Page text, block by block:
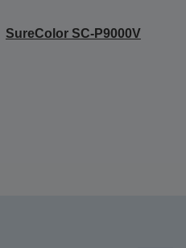
SureColor SC-P9000V